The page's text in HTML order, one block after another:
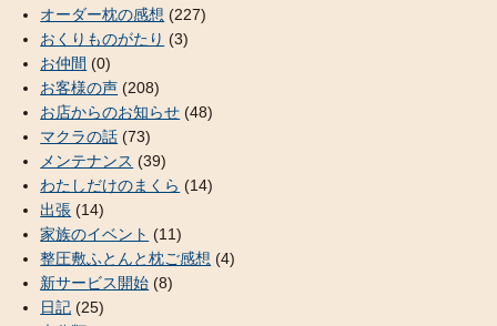
オーダー枕の感想 (227)
おくりものがたり (3)
お仲間 (0)
お客様の声 (208)
お店からのお知らせ (48)
マクラの話 (73)
メンテナンス (39)
わたしだけのまくら (14)
出張 (14)
家族のイベント (11)
整圧敷ふとんと枕ご感想 (4)
新サービス開始 (8)
日記 (25)